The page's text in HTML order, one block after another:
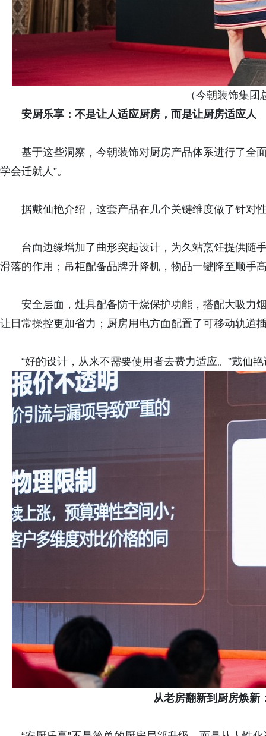
（今朝装饰集
安厨乐享：不是让人适应厨房，而是让厨房适应人
基于这些洞察，今朝装饰对厨房产品体系进行了全
学会迁就人”。
据戴仙艳介绍，这套产品在几个关键维度做了针对
台面边缘增加了曲形突起设计，为久站烹饪提供随
滑落的作用；吊柜配备品牌升降机，物品一键降至顺手
安全层面，灶具配备防干烧保护功能，搭配大吸力
让日常操控更加省力；厨房用电方面配置了可移动轨道
“好的设计，从来不需要使用者去费力适应。”戴仙
从老房翻新到厨房焕新